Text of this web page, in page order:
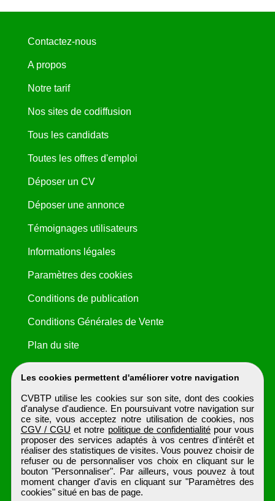
Les cookies permettent d'améliorer votre navigation
CVBTP utilise les cookies sur son site, dont des cookies
d'analyse d'audience. En poursuivant votre navigation sur
ce site, vous acceptez notre utilisation de cookies, nos
CGV / CGU et notre politique de confidentialité pour vous
proposer des services adaptés à vos centres d'intérêt et
réaliser des statistiques de visites. Vous pouvez choisir de
refuser ou de personnaliser vos choix en cliquant sur le
bouton "Personnaliser". Par ailleurs, vous pouvez à tout
moment changer d'avis en cliquant sur "Paramètres des
cookies" situé en bas de page.
Contactez-nous
A propos
Notre tarif
Nos sites de codiffusion
Tous les candidats
Toutes les offres d'emploi
Déposer un CV
Déposer une annonce
Témoignages utilisateurs
Informations légales
Paramètres des cookies
Conditions de publication
Conditions Générales de Vente
Plan du site